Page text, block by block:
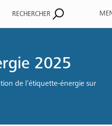
2025
de l’étiquette-énergie sur
RECHERCHER